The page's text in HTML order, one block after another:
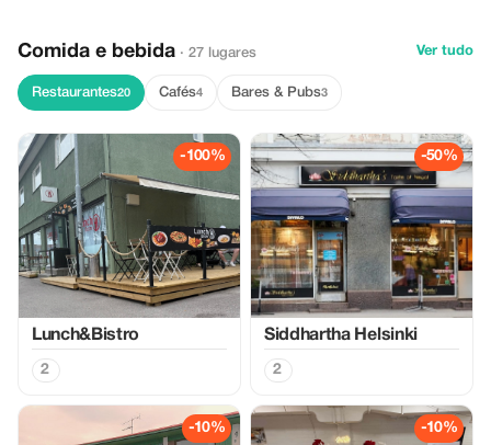
Comida e bebida · 27 lugares Ver tudo
Restaurantes20 Cafés4 Bares & Pubs3
-100%
Lunch&Bistro
2
-50%
Siddhartha Helsinki
2
-10% -10%